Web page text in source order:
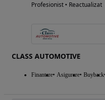
Profesionist • Reactualizat
CLASS AUTOMOTIVE
Finantare Asigurare Buyback